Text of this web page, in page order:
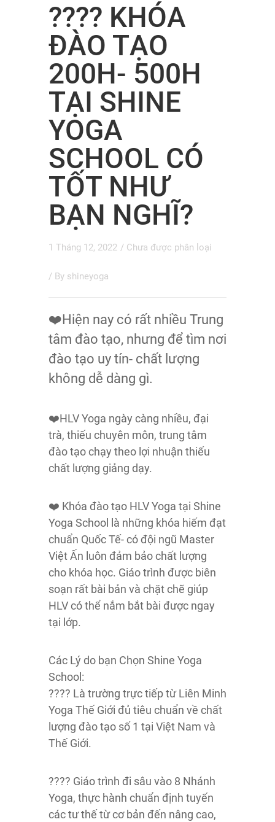
???? KHÓA
ĐÀO TẠO
200H- 500H
TẠI SHINE
YOGA
SCHOOL CÓ
TỐT NHƯ
BẠN NGHĨ?
1 Tháng 12, 2022 / Chưa được phân loại
/ By shineyoga
❤️Hiện nay có rất nhiều Trung
tâm đào tạo, nhưng để tìm nơi
đào tạo uy tín- chất lượng
không dễ dàng gì.
❤️HLV Yoga ngày càng nhiều, đại
trà, thiếu chuyên môn, trung tâm
đào tạo chạy theo lợi nhuận thiếu
chất lượng giảng dạy.
❤️ Khóa đào tạo HLV Yoga tại Shine
Yoga School là những khóa hiếm đạt
chuẩn Quốc Tế- có đội ngũ Master
Việt Ấn luôn đảm bảo chất lượng
cho khóa học. Giáo trình được biên
soạn rất bài bản và chặt chẽ giúp
HLV có thể nắm bắt bài được ngay
tại lớp.
Các Lý do bạn Chọn Shine Yoga
School:
???? Là trường trực tiếp từ Liên Minh
Yoga Thế Giới đủ tiêu chuẩn về chất
lượng đào tạo số 1 tại Việt Nam và
Thế Giới.
???? Giáo trình đi sâu vào 8 Nhánh
Yoga, thực hành chuẩn định tuyến
các tư thế từ cơ bản đến nâng cao,